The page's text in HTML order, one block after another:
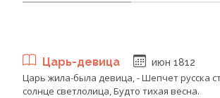
Царь-девица июн 1812
Царь жила-была девица, - Шепчет русска
солнце светлолица, Будто тихая весна.